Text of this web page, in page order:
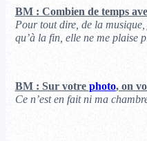
BM : Combien de temps
Pour tout dire, de la
qu’à la fin, elle ne me plaise
BM : Sur votre photo, on
Ce n’est en fait ni ma